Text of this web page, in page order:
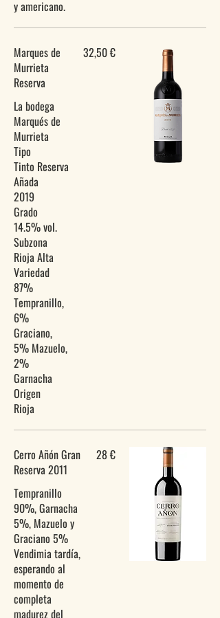
Marques de
Murrieta
Reserva
La bodega
Marqués de
Murrieta
Tipo
Tinto Reserva
Añada
2019
Grado
14.5% vol.
Subzona
Rioja Alta
Variedad
87%
Tempranillo,
6%
Graciano,
5% Mazuelo,
2%
Garnacha
Origen
32,50 €
Cerro Añón Gran
Reserva 2011
Tempranillo
90%, Garnacha
5%, Mazuelo y
Graciano 5%
Vendimia tardía,
esperando al
momento de
completa
madurez del
28 €